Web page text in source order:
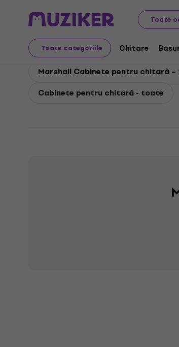
Toate
Toate categoriile Chitare
Marshall Chitare Marshall Cabinete
Marshall
Marshall Cabinete pentru chitară –
Cabinete pentru chitară - toate